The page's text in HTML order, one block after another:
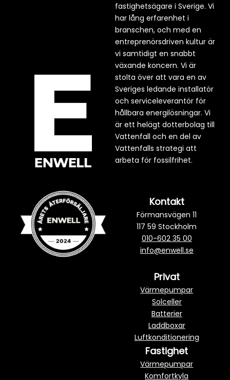
fastighetsägare i Sverige. Vi
har lång erfarenhet i
branschen, och med en
entreprenörsdriven kultur är
vi samtidigt en snabbt
växande koncern. Vi är
stolta över att vara en av
Sveriges ledande installatör
och serviceleverantör för
hållbara energilösningar. Vi
är ett helägt dotterbolag till
Vattenfall och en del av
Vattenfalls strategi att
arbeta för fossilfrihet.
Kontakt
Förmansvägen 11
117 59 Stockholm
010-602 35 00
info@enwell.se
Privat
Värmepumpar
Solceller
Batterier
Laddboxar
Luftkonditionering
Fastighet
Värmepumpar
Komfortkyla